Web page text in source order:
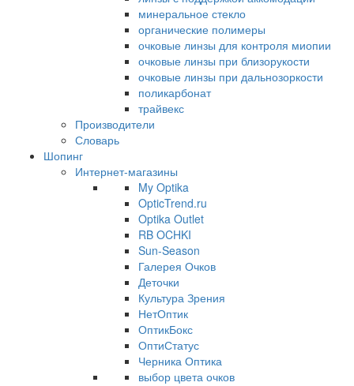
минеральное стекло
органические полимеры
очковые линзы для контроля миопии
очковые линзы при близорукости
очковые линзы при дальнозоркости
поликарбонат
трайвекс
Производители
Словарь
Шопинг
Интернет-магазины
My Optika
OpticTrend.ru
Optika Outlet
RB OCHKI
Sun-Season
Галерея Очков
Деточки
Культура Зрения
НетОптик
ОптикБокс
ОптиСтатус
Черника Оптика
выбор цвета очков